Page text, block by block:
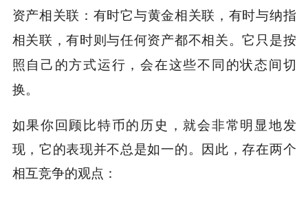
资产相关联 ：有时它与黄金相关联，有时与纳指
相关联，有时则与任何资产都不相关。它只是按
照自己的方式运行，会在这些不同的状态间切
换。
如果你回顾比特币的历史，就会非常明显地发
现，它的表现并不总是如一的。因此，存在两个
相互竞争的观点：